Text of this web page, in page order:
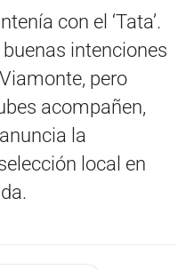
con el ‘Tata’.
intenciones
pero
acompañen,
la
local en